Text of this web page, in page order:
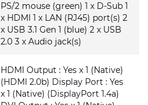
PS/2 mouse (green) 1 x D-Sub 1
x HDMI 1 x LAN (RJ45) port(s) 2
x USB 3.1 Gen 1 (blue) 2 x USB
2.0 3 x Audio jack(s)
HDMI Output : Yes x 1 (Native)
(HDMI 2.0b) Display Port : Yes
x 1 (Native) (DisplayPort 1.4a)